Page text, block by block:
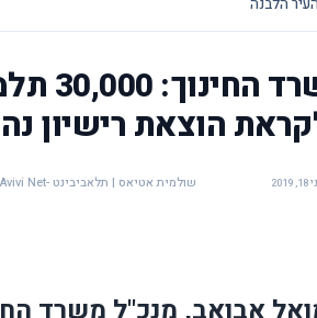
הוצאת רישיון
שולמית אטיאס | תלאביבינט -Tel Avivi Net